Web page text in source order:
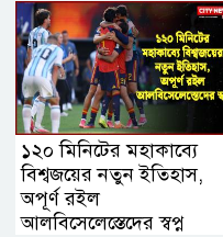
১২০ মিনিটের মহাকাব্যে
বিশ্বজয়ের নতুন ইতিহাস,
অপূর্ণ রইল
আলবিসেলেস্তেদের স্বপ্ন